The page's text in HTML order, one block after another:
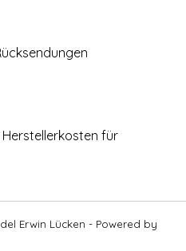
für
Erwin Lücken - Powered by